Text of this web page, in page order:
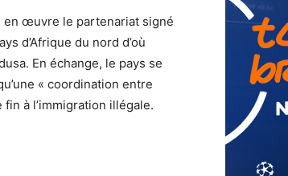
en œuvre le partenariat signé
d’Afrique du nord d’où
En échange, le pays se
« coordination entre
à l’immigration illégale.